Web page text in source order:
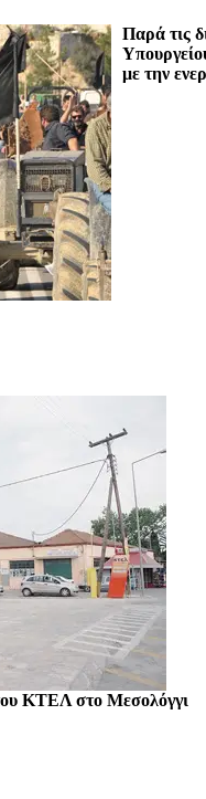
Παρά τις
με την
ΚΤΕΛ στο Μεσολόγγι